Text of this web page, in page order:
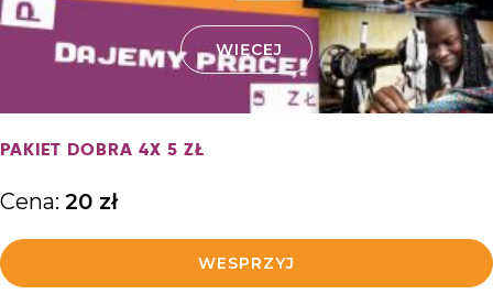
WIĘCEJ
PAKIET DOBRA 4X 5 ZŁ
Cena: 20 zł
WESPRZYJ